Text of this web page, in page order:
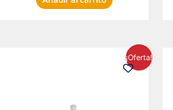
¡Oferta!
precio
actual